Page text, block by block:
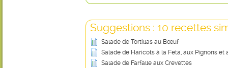
Suggestions : 10 recettes
Salade de Tortillas au Bœuf
Salade de Haricots à la Feta, aux Pignons et
Salade de Farfalle aux Crevettes